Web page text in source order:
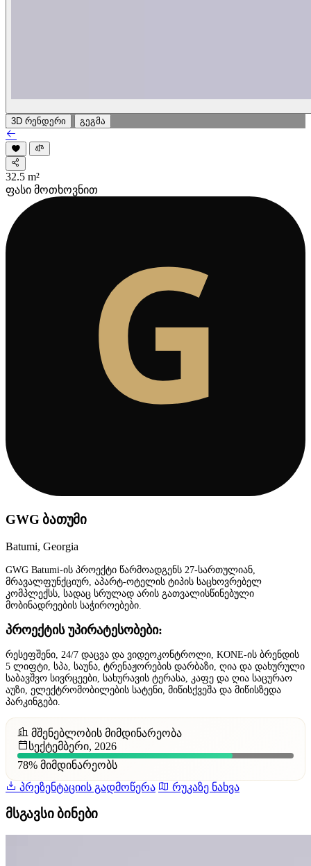
3D რენდერი გეგმა
32.5 m²
ფასი მოთხოვნით
GWG ბათუმი
Batumi, Georgia
GWG Batumi-ის პროექტი წარმოადგენს 27-სართულიან,
მრავალფუნქციურ, აპარტ-ოტელის ტიპის საცხოვრებელ
კომპლექსს, სადაც სრულად არის გათვალისწინებული
მობინადრეების საჭიროებები.
პროექტის უპირატესობები:
რესეფშენი, 24/7 დაცვა და ვიდეოკონტროლი, KONE-ის ბრენდის
5 ლიფტი, სპა, საუნა, ტრენაჟორების დარბაზი, ღია და დახურული
საბავშვო სივრცეები, სახურავის ტერასა, კაფე და ღია საცურაო
აუზი, ელექტრომობილების სატენი, მიწისქვეშა და მიწისზედა
პარკინგები.
მშენებლობის მიმდინარეობა
სექტემბერი, 2026
78% მიმდინარეობს
პრეზენტაციის გადმოწერა
რუკაზე ნახვა
მსგავსი ბინები